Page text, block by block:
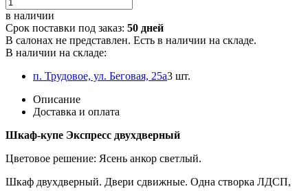
в наличии
Срок поставки под заказ: 50 дней
В салонах не представлен. Есть в наличии на складе.
В наличии на складе:
п. Трудовое, ул. Беговая, 25а3 шт.
Описание
Доставка и оплата
Шкаф-купе Экспресс двухдверный
Цветовое решение: Ясень анкор светлый.
Шкаф двухдверный. Двери сдвижные. Одна створка ЛДСП,